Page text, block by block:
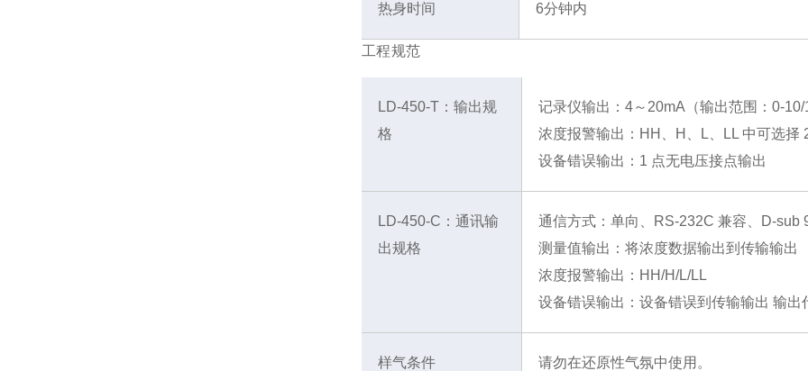
热身时间 6分钟内
工程规范
LD-450-T：输出规
格
记录仪输出：4～20mA（输出范围：0-
浓度报警输出：HH、H、L、LL 中可选择
设备错误输出：1 点无电压接点输出
LD-450-C：通讯输
出规格
通信方式：单向、RS-232C 兼容、D-sub
测量值输出：将浓度数据输出到传输输出
浓度报警输出：HH/H/L/LL
设备错误输出：设备错误到传输输出 输出
样气条件
请勿在还原性气氛中使用。